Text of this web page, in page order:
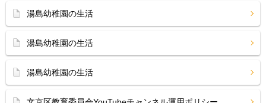
湯島幼稚園の生活
湯島幼稚園の生活
湯島幼稚園の生活